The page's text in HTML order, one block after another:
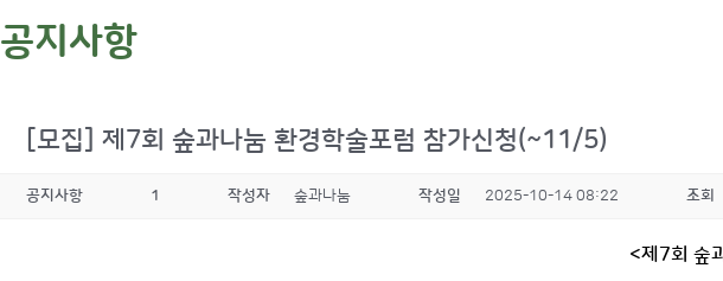
공지사항
[모집] 제7회 숲과나눔 환경학술포럼 참가신청(~11/5)
공지사항 1 작성자 숲과나눔 작성일 2025-10-14 08:22 조회
<제7회 숲